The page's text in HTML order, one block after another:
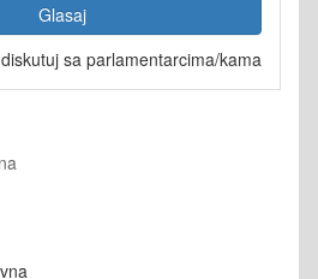
Glasaj
sa parlamentarcima/kama